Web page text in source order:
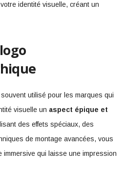
identité visuelle, créant un
utilisé pour les marques qui
visuelle un aspect épique et
des effets spéciaux, des
de montage avancées, vous
immersive qui laisse une impression